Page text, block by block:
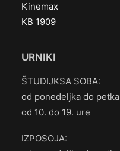
Kinemax
KB 1909
URNIKI
ŠTUDIJKSA SOBA:
od ponedeljka do petka
od 10. do 19. ure
IZPOSOJA: